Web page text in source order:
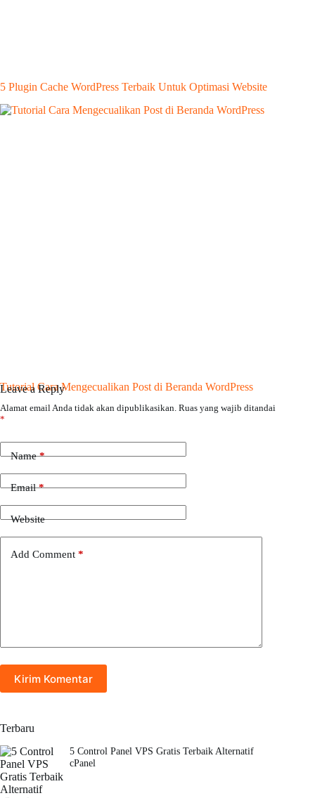
5 Plugin Cache WordPress Terbaik Untuk Optimasi Website
Tutorial Cara Mengecualikan Post di Beranda WordPress
Leave a Reply
Alamat email Anda tidak akan dipublikasikan. Ruas yang wajib ditandai
*
Name*
Email*
Website
Add Comment *
Kirim Komentar
Terbaru
5 Control Panel VPS Gratis Terbaik Alternatif
cPanel